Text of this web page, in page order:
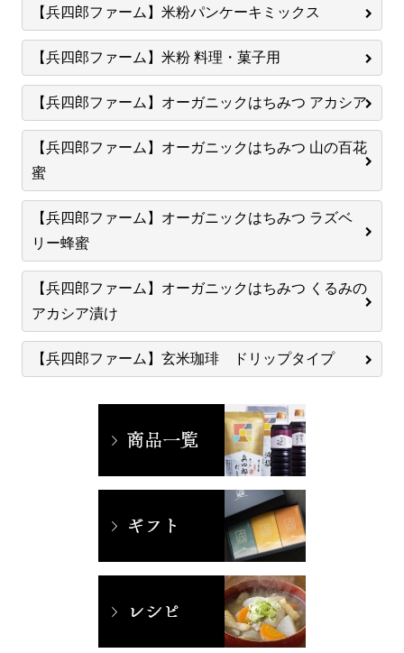
【兵四郎ファーム】米粉パンケーキミックス
【兵四郎ファーム】米粉 料理・菓子用
【兵四郎ファーム】オーガニックはちみつ アカシア
【兵四郎ファーム】オーガニックはちみつ 山の百花
蜜
【兵四郎ファーム】オーガニックはちみつ ラズベ
リー蜂蜜
【兵四郎ファーム】オーガニックはちみつ くるみの
アカシア漬け
【兵四郎ファーム】玄米珈琲 ドリップタイプ